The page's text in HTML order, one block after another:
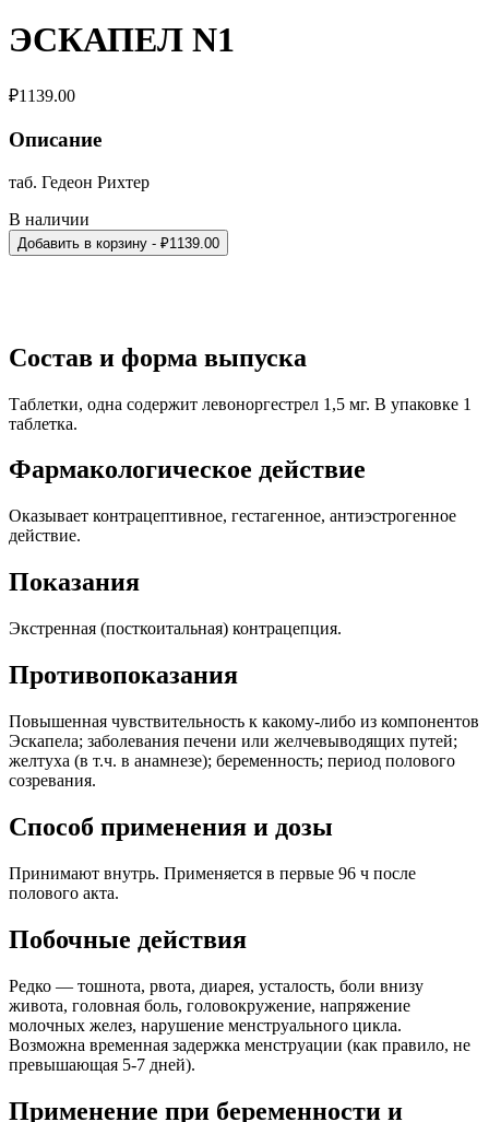
ЭСКАПЕЛ N1
₽1139.00
Описание
таб. Гедеон Рихтер
В наличии
Добавить в корзину - ₽1139.00
Состав и форма выпуска
Таблетки, одна содержит левоноргестрел 1,5 мг. В упаковке 1
таблетка.
Фармакологическое действие
Оказывает контрацептивное, гестагенное, антиэстрогенное
действие.
Показания
Экстренная (посткоитальная) контрацепция.
Противопоказания
Повышенная чувствительность к какому-либо из компонентов
Эскапела; заболевания печени или желчевыводящих путей;
желтуха (в т.ч. в анамнезе); беременность; период полового
созревания.
Способ применения и дозы
Принимают внутрь. Применяется в первые 96 ч после
полового акта.
Побочные действия
Редко — тошнота, рвота, диарея, усталость, боли внизу
живота, головная боль, головокружение, напряжение
молочных желез, нарушение менструального цикла.
Возможна временная задержка менструации (как правило, не
превышающая 5-7 дней).
Применение при беременности и